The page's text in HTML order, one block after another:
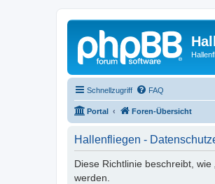
Schnellzugriff FAQ
Portal Foren-Übersicht
Hallenfliegen -
Diese Richtlinie beschreibt,
werden.